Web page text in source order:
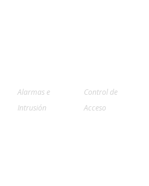
Alarmas e
Intrusión
Control de
Acceso